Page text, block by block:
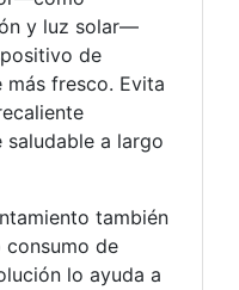
y luz solar—
de
más fresco. Evita
saludable a largo
también
de
lo ayuda a